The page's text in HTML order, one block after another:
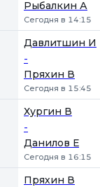
Рыбалкин А
Сегодня в 14:15
Давлитшин И
-
Пряхин В
Сегодня в 15:45
Хургин В
-
Данилов Е
Сегодня в 16:15
Пряхин В